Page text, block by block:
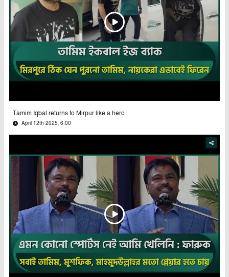
Tamim Iqbal returns to Mirpur like a hero
April 12th 2025, 6:00